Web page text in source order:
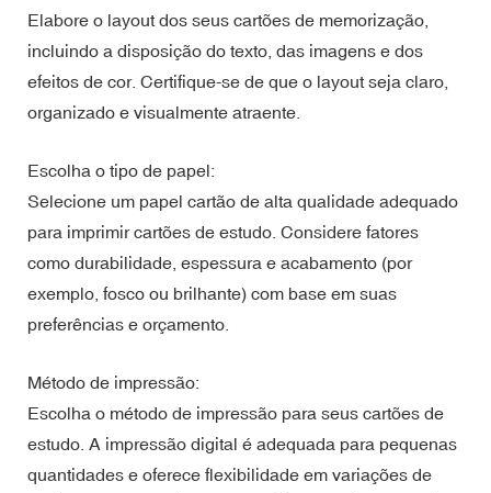
Elabore o layout dos seus cartões de memorização,
incluindo a disposição do texto, das imagens e dos
efeitos de cor. Certifique-se de que o layout seja claro,
organizado e visualmente atraente.
Escolha o tipo de papel:
Selecione um papel cartão de alta qualidade adequado
para imprimir cartões de estudo. Considere fatores
como durabilidade, espessura e acabamento (por
exemplo, fosco ou brilhante) com base em suas
preferências e orçamento.
Método de impressão:
Escolha o método de impressão para seus cartões de
estudo. A impressão digital é adequada para pequenas
quantidades e oferece flexibilidade em variações de